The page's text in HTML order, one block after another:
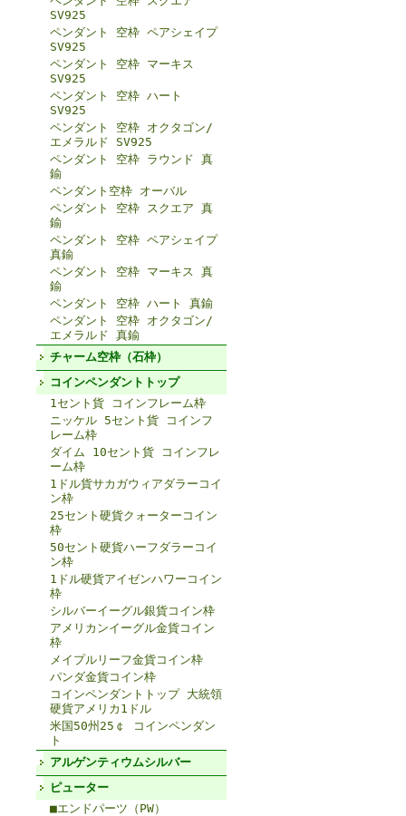
SV925
ペンダント 空枠 ペアシェイプ
SV925
ペンダント 空枠 マーキス
SV925
ペンダント 空枠 ハート
SV925
ペンダント 空枠 オクタゴン/
エメラルド SV925
ペンダント 空枠 ラウンド 真
鍮
ペンダント空枠 オーバル
ペンダント 空枠 スクエア 真
鍮
ペンダント 空枠 ペアシェイプ
真鍮
ペンダント 空枠 マーキス 真
鍮
ペンダント 空枠 ハート 真鍮
ペンダント 空枠 オクタゴン/
エメラルド 真鍮
チャーム空枠（石枠）
コインペンダントトップ
1セント貨 コインフレーム枠
ニッケル 5セント貨 コインフ
レーム枠
ダイム 10セント貨 コインフレ
ーム枠
1ドル貨サカガウィアダラーコイ
ン枠
25セント硬貨クォーターコイン
枠
50セント硬貨ハーフダラーコイ
ン枠
1ドル硬貨アイゼンハワーコイン
枠
シルバーイーグル銀貨コイン枠
アメリカンイーグル金貨コイン
枠
メイプルリーフ金貨コイン枠
パンダ金貨コイン枠
コインペンダントトップ 大統領
硬貨アメリカ1ドル
米国50州25￠ コインペンダン
ト
アルゲンティウムシルバー
ピューター
■エンドパーツ（PW）